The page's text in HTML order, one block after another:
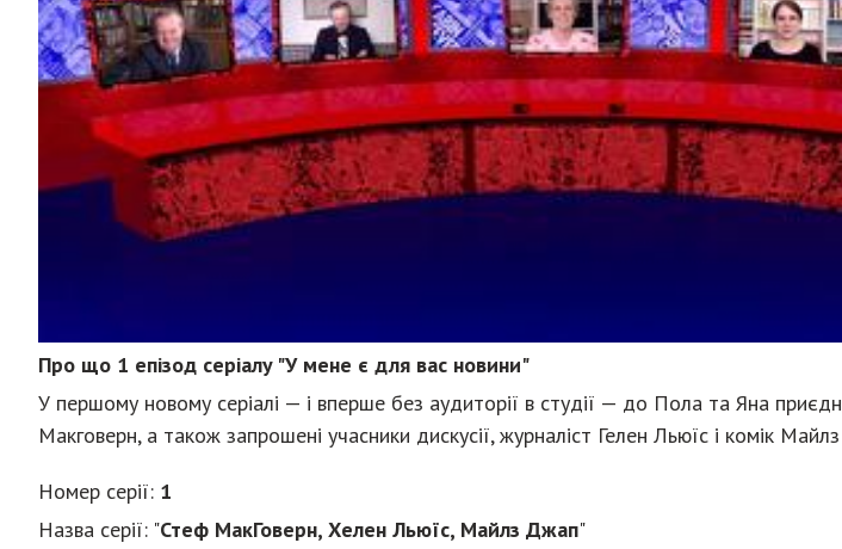
Про що 1 епізод серіалу "У мене є для вас новини"
У першому новому серіалі — і вперше без аудиторії в студії — до Пола та Яна
Макговерн, а також запрошені учасники дискусії, журналіст Гелен Льюїс і комік
Номер серії: 1
Назва серії: "Стеф МакГоверн, Хелен Льюїс, Майлз Джап"